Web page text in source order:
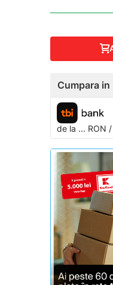
Cumpara in
de la ... RON